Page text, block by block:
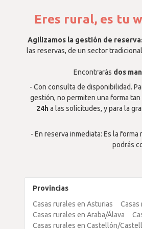
Eres rural, es tu
Agilizamos la gestión de
las reservas, de un sector
Encontrarás dos
- Con consulta de disponibilidad.
gestión, no permiten una forma
24ha las solicitudes, y para la
- En reserva inmediata: Es la
podrás
Provincias
Casas rurales en Asturias
Casas
Casas rurales en Araba/Álava
Casas rurales en Castellón/